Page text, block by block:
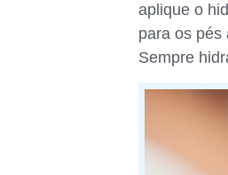
aplique o
para os pés
Sempre